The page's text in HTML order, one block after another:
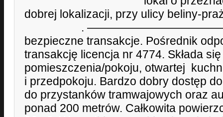
dobrej lokalizacji, przy ulicy beliny-
. ————————————.
bezpieczne transakcje. Pośrednik
transakcję licencja nr 4774. Składa
pomieszczenia/pokoju, otwartej
i przedpokoju. Bardzo dobry dostęp
do przystanków tramwajowych oraz
ponad 200 metrów. Całkowita